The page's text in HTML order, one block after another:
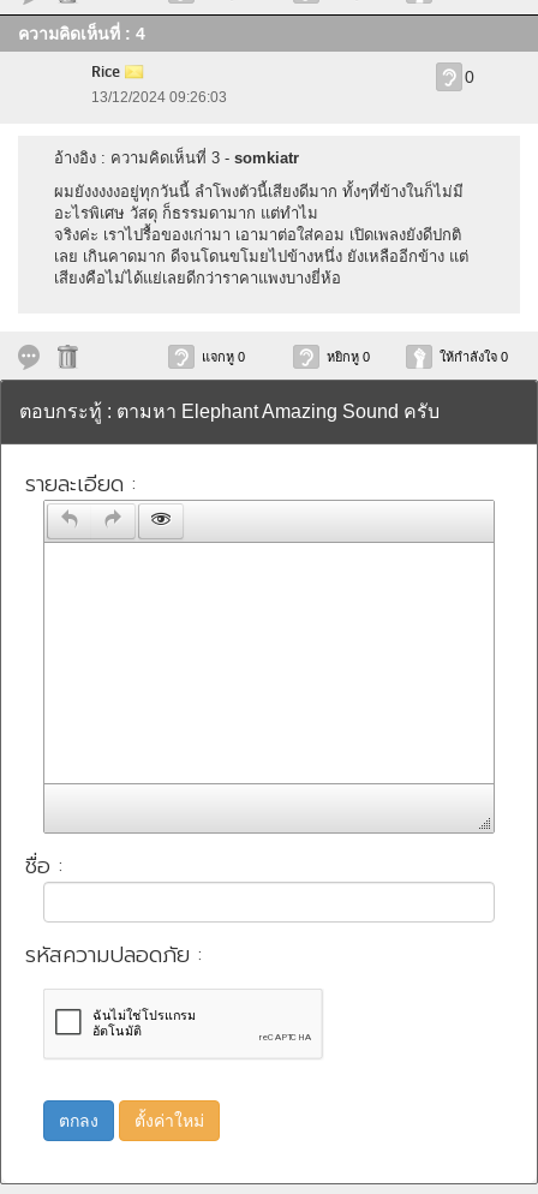
ความคิดเห็นที่ : 4
Rice
13/12/2024 09:26:03
0
อ้างอิง : ความคิดเห็นที่ 3 - somkiatr
ผมยังงงงงอยู่ทุกวันนี้ ลำโพงตัวนี้เสียงดีมาก ทั้งๆที่ข้างในก็ไม่มี
อะไรพิเศษ วัสดุ ก็ธรรมดามาก แต่ทำไม
จริงค่ะ เราไปรื้อของเก่ามา เอามาต่อใส่คอม เปิดเพลงยังดีปกติ
เลย เกินคาดมาก ดีจนโดนขโมยไปข้างหนึ่ง ยังเหลืออีกข้าง แต่
เสียงคือไม่ได้แย่เลยดีกว่าราคาแพงบางยี่ห้อ
แจกหู 0 หยิกหู 0 ให้กำลังใจ 0
ตอบกระทู้ : ตามหา Elephant Amazing Sound ครับ
รายละเอียด :
ชื่อ :
รหัสความปลอดภัย :
ตกลง ตั้งค่าใหม่